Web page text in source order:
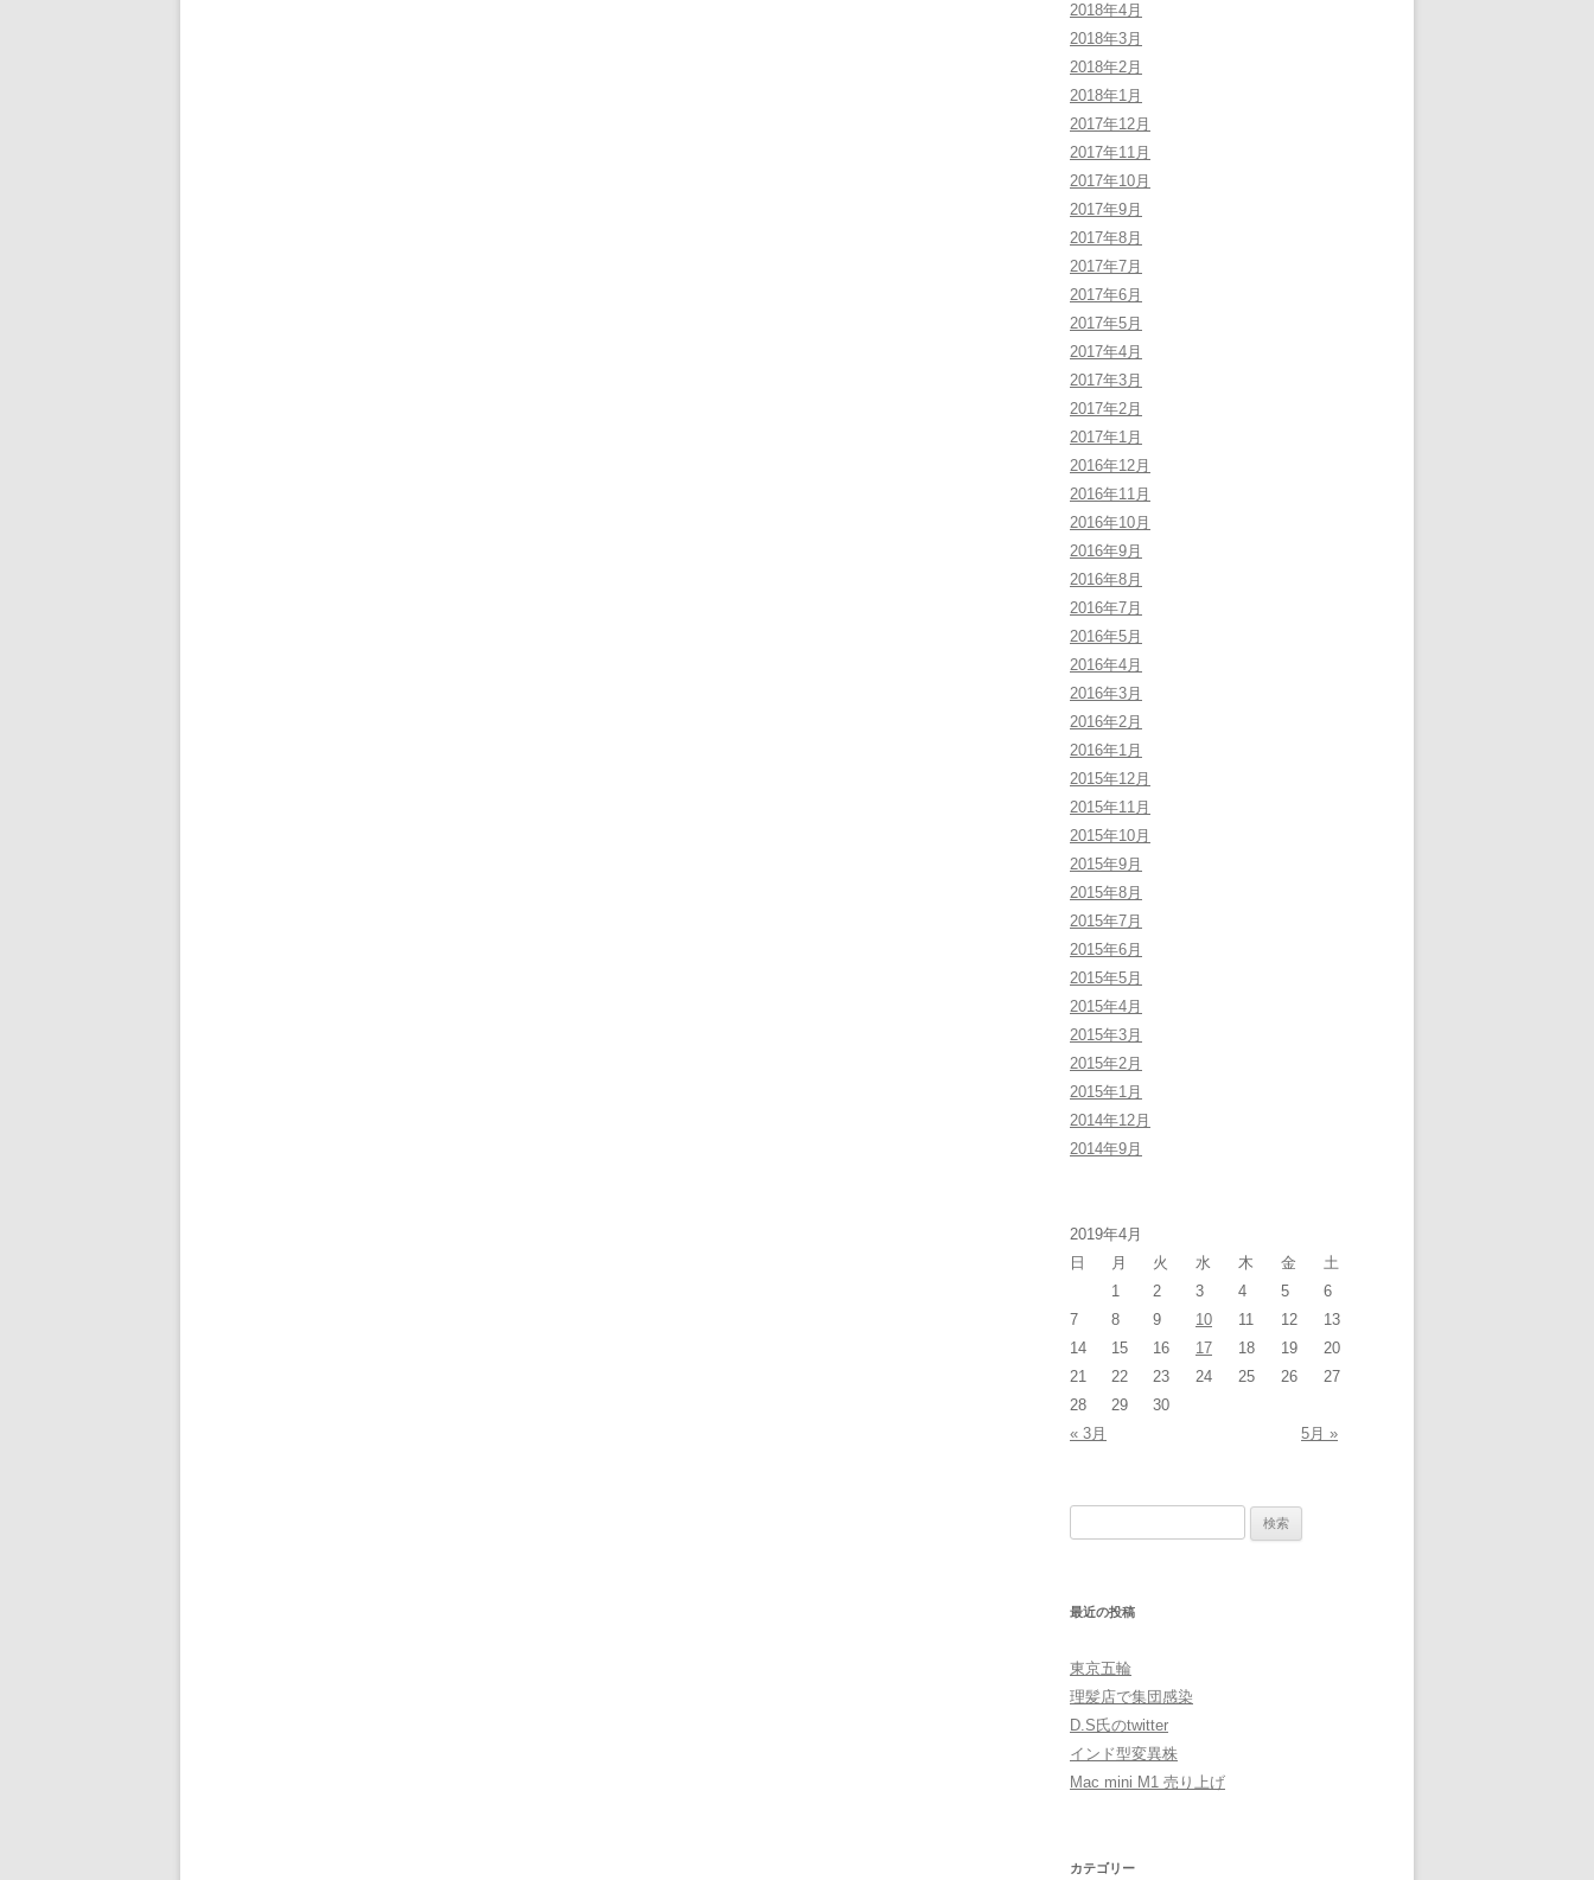
2018年4月
2018年3月
2018年2月
2018年1月
2017年12月
2017年11月
2017年10月
2017年9月
2017年8月
2017年7月
2017年6月
2017年5月
2017年4月
2017年3月
2017年2月
2017年1月
2016年12月
2016年11月
2016年10月
2016年9月
2016年8月
2016年7月
2016年5月
2016年4月
2016年3月
2016年2月
2016年1月
2015年12月
2015年11月
2015年10月
2015年9月
2015年8月
2015年7月
2015年6月
2015年5月
2015年4月
2015年3月
2015年2月
2015年1月
2014年12月
2014年9月
2019年4月
日
月 火 水 木 金
土
1
2 3 4 5
6
7
8 9 10 11 12
13
14
15 16 17 18 19
20
21
22 23 24 25 26
27
28
29
30
« 3月
5月 »
最近の投稿
東京五輪
理髪店で集団感染
D.S氏のtwitter
インド型変異株
Mac mini M1 売り上げ
カテゴリー